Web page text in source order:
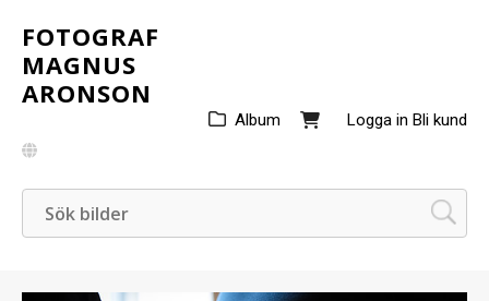
FOTOGRAF
MAGNUS
ARONSON
Logga in Bli kund
Album